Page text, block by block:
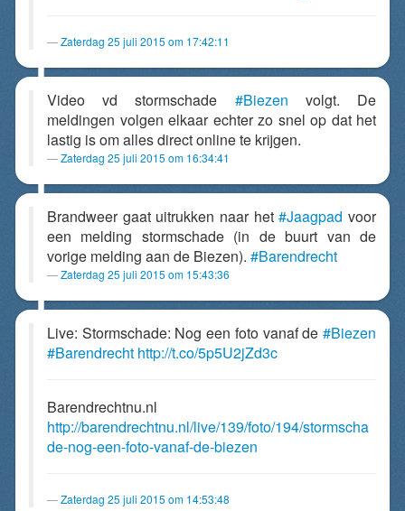
Zaterdag 25 juli 2015 om 17:42:11
Video vd stormschade #Biezen volgt. De
meldingen volgen elkaar echter zo snel op dat het
lastig is om alles direct online te krijgen.
Zaterdag 25 juli 2015 om 16:34:41
Brandweer gaat uitrukken naar het#Jaagpad voor
een melding stormschade (in de buurt van de
vorige melding aan de Biezen). #Barendrecht
Zaterdag 25 juli 2015 om 15:43:36
Live: Stormschade: Nog een foto vanaf de #Biezen
#Barendrecht http://t.co/5p5U2jZd3c
Barendrechtnu.nl
http://barendrechtnu.nl/live/139/foto/194/stormscha
de-nog-een-foto-vanaf-de-biezen
Zaterdag 25 juli 2015 om 14:53:48